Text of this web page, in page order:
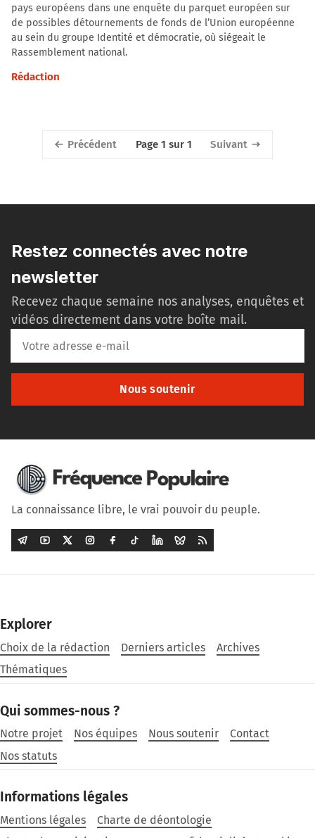
pays européens dans une enquête du parquet européen sur
de possibles détournements de fonds de l’Union européenne
au sein du groupe Identité et démocratie, où siégeait le
Rassemblement national.
Rédaction
Précédent Page 1 sur 1 Suivant
Restez connectés avec notre
newsletter
Recevez chaque semaine nos analyses, enquêtes et
vidéos directement dans votre boîte mail.
Nous soutenir
La connaissance libre, le vrai pouvoir du peuple.
Explorer
Choix de la rédaction Derniers articles
Archives
Thématiques
Qui sommes-nous ?
Notre projet Nos équipes Nous soutenir
Contact
Nos statuts
Informations légales
Mentions légales
Charte de déontologie